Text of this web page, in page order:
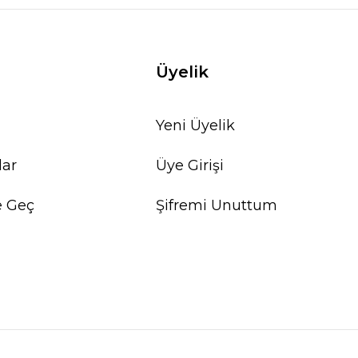
Geç
Üyelik
Yeni Üyelik
Üye Girişi
Şifremi Unuttum